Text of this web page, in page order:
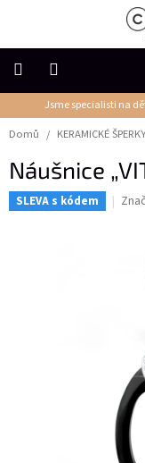
Jsme specialisti na
DĚTSKÉ
ŠPERKY
PRSTENY
Domů / KERAMICKÉ ŠPERKY
Náušnice
SLEVA s kódem